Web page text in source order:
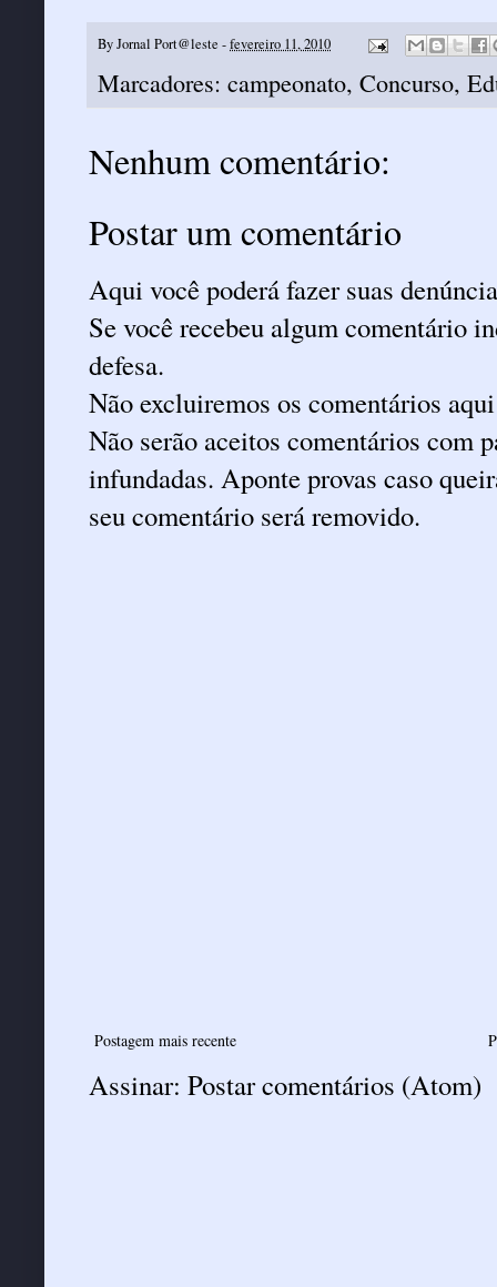
ByJornal Port@leste -fevereiro 11, 2010
Marcadores: campeonato, Concurso,
Nenhum comentário:
Postar um comentário
Aqui você poderá fazer suas
Se você recebeu algum comentário
defesa.
Não excluiremos os comentários
Não serão aceitos comentários com
infundadas. Aponte provas caso
seu comentário será removido.
Postagem mais recente
Assinar: Postar comentários (Atom)